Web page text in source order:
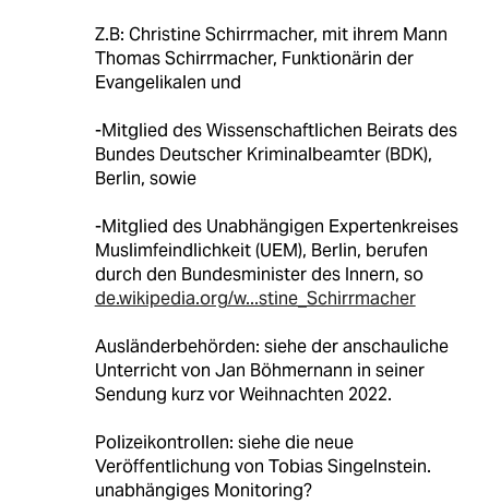
Z.B: Christine Schirrmacher, mit ihrem Mann
Thomas Schirrmacher, Funktionärin der
Evangelikalen und
-Mitglied des Wissenschaftlichen Beirats des
Bundes Deutscher Kriminalbeamter (BDK),
Berlin, sowie
-Mitglied des Unabhängigen Expertenkreises
Muslimfeindlichkeit (UEM), Berlin, berufen
durch den Bundesminister des Innern, so
de.wikipedia.org/w...stine_Schirrmacher
Ausländerbehörden: siehe der anschauliche
Unterricht von Jan Böhmernann in seiner
Sendung kurz vor Weihnachten 2022.
Polizeikontrollen: siehe die neue
Veröffentlichung von Tobias Singelnstein.
unabhängiges Monitoring?